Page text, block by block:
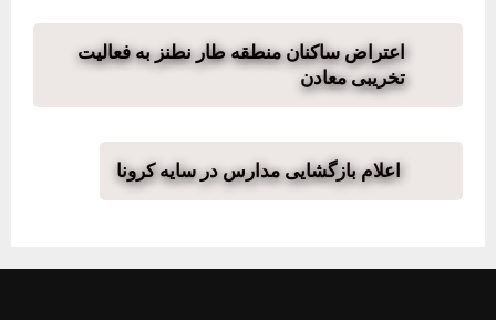
اعتراض ساکنان منطقه طار نطنز به فعالیت
تخریبی معادن
اعلام بازگشایی مدارس در سایه کرونا